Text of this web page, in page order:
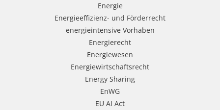
Energie
Energieeffizienz- und Förderrecht
energieintensive Vorhaben
Energierecht
Energiewesen
Energiewirtschaftsrecht
Energy Sharing
EnWG
EU AI Act